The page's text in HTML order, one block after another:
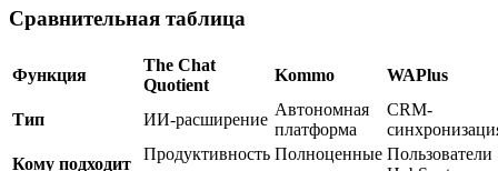
Сравнительная таблица
Функция
The Chat
Quotient
Kommo WAPlus
Тип ИИ-расширение
Автономная
платформа
CRM-
Кому подходит
Продуктивность Полноценные Пользователи